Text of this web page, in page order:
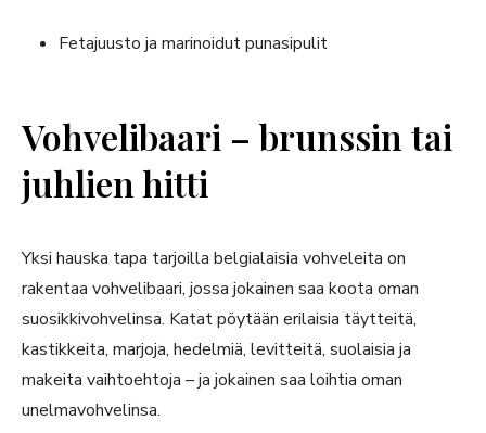
Fetajuusto ja marinoidut punasipulit
Vohvelibaari – brunssin tai
juhlien hitti
Yksi hauska tapa tarjoilla belgialaisia vohveleita on
rakentaa vohvelibaari, jossa jokainen saa koota oman
suosikkivohvelinsa. Katat pöytään erilaisia täytteitä,
kastikkeita, marjoja, hedelmiä, levitteitä, suolaisia ja
makeita vaihtoehtoja – ja jokainen saa loihtia oman
unelmavohvelinsa.